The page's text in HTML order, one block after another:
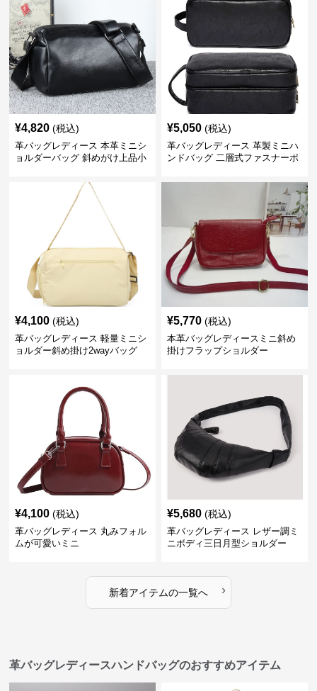
¥4,820 (税込)
革バッグレディース 本革ミニシ
ョルダーバッグ 斜めがけ上品小
¥5,050 (税込)
革バッグレディース 革製ミニハ
ンドバッグ 二層式ファスナーポ
¥4,100 (税込)
革バッグレディース 軽量ミニシ
ョルダー斜め掛け2wayバッグ
¥5,770 (税込)
本革バッグレディースミニ斜め
掛けフラップショルダー
¥4,100 (税込)
革バッグレディース 丸みフォル
ムが可愛いミニ
¥5,680 (税込)
革バッグレディース レザー調ミ
ニボディ三日月型ショルダー
新着アイテムの一覧へ ›
革バッグレディースハンドバッグのおすすめアイテム